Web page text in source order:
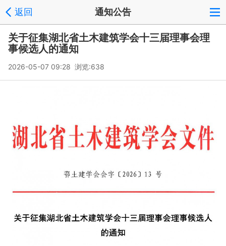
返回 通知公告
关于征集湖北省土木建筑学会十三届理事会理
事候选人的通知
2026-05-07 09:28 浏览:638